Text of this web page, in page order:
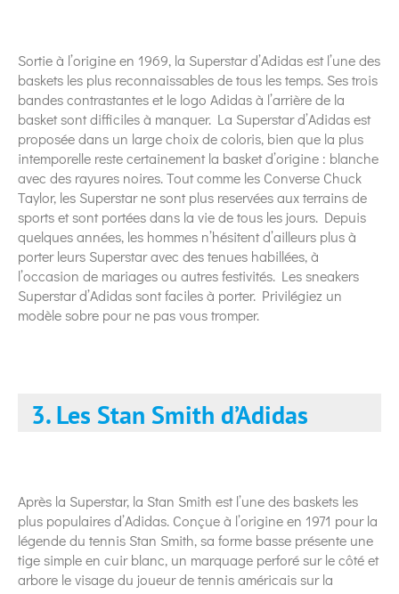
Sortie à l’origine en 1969, la Superstar d’Adidas est l’une des
baskets les plus reconnaissables de tous les temps. Ses trois
bandes contrastantes et le logo Adidas à l’arrière de la
basket sont difficiles à manquer. La Superstar d’Adidas est
proposée dans un large choix de coloris, bien que la plus
intemporelle reste certainement la basket d’origine : blanche
avec des rayures noires. Tout comme les Converse Chuck
Taylor, les Superstar ne sont plus reservées aux terrains de
sports et sont portées dans la vie de tous les jours. Depuis
quelques années, les hommes n’hésitent d’ailleurs plus à
porter leurs Superstar avec des tenues habillées, à
l’occasion de mariages ou autres festivités. Les sneakers
Superstar d’Adidas sont faciles à porter. Privilégiez un
modèle sobre pour ne pas vous tromper.
3. Les Stan Smith d’Adidas
Après la Superstar, la Stan Smith est l’une des baskets les
plus populaires d’Adidas. Conçue à l’origine en 1971 pour la
légende du tennis Stan Smith, sa forme basse présente une
tige simple en cuir blanc, un marquage perforé sur le côté et
arbore le visage du joueur de tennis américais sur la